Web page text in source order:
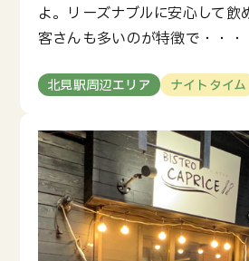
よ。リーズナブルに安心して飲
客さんも多いのが特徴で・・・
北見駅周辺エリア ナイトタイム